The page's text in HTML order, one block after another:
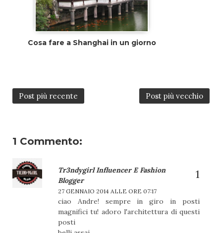
Cosa fare a Shanghai in un giorno
Post più recente Post più vecchio
1 Commento:
Tr3ndygirl Influencer E Fashion
Blogger
27 GENNAIO 2014 ALLE ORE 07:17
ciao Andre! sempre in giro in posti
magnifici tu! adoro l'architettura di questi
posti